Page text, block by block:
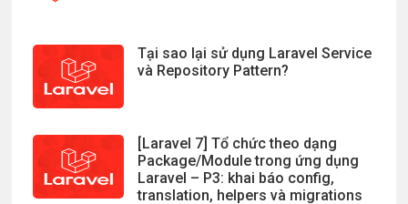
Tại sao lại sử dụng Laravel Service
và Repository Pattern?
[Laravel 7] Tổ chức theo dạng
Package/Module trong ứng dụng
Laravel – P3: khai báo config,
translation, helpers và migrations